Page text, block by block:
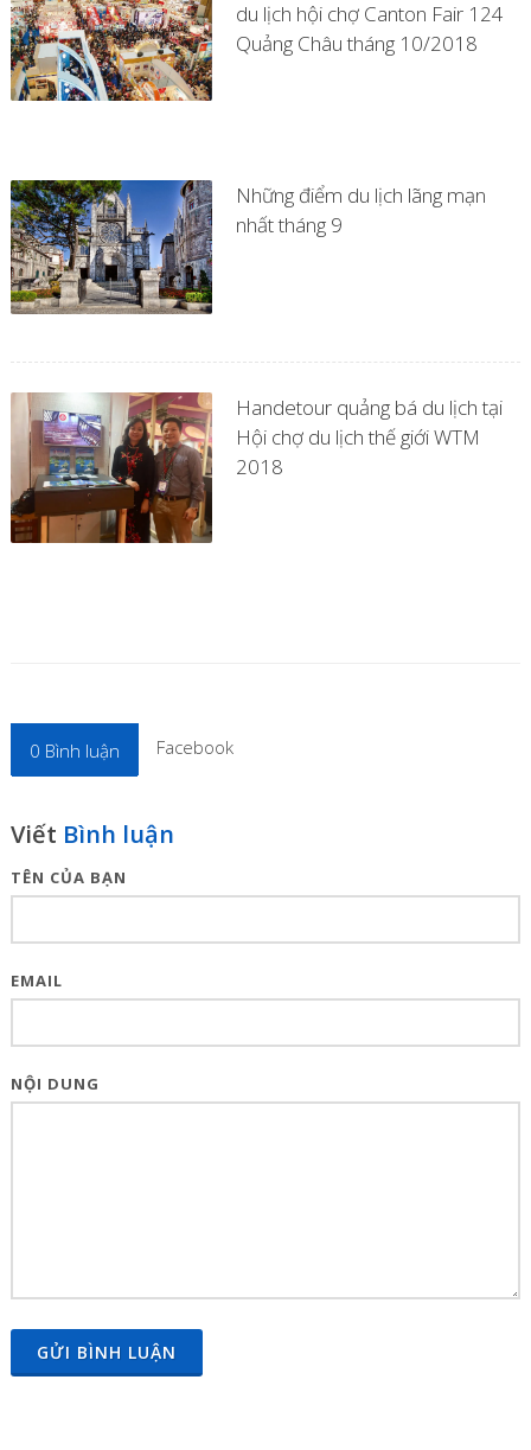
du lịch hội chợ Canton Fair 124
Quảng Châu tháng 10/2018
Những điểm du lịch lãng mạn
nhất tháng 9
Handetour quảng bá du lịch tại
Hội chợ du lịch thế giới WTM
2018
0 Bình luận Facebook
Viết Bình luận
TÊN CỦA BẠN
EMAIL
NỘI DUNG
GỬI BÌNH LUẬN